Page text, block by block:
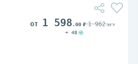
1 598 .00 1 962.00
+ 48